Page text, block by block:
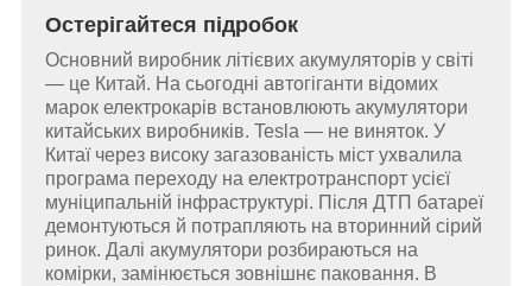
Остерігайтеся підробок
Основний виробник літієвих акумуляторів у світі
— це Китай. На сьогодні автогіганти відомих
марок електрокарів встановлюють акумулятори
китайських виробників. Tesla — не виняток. У
Китаї через високу загазованість міст ухвалила
програма переходу на електротранспорт усієї
муніципальній інфраструктурі. Після ДТП батареї
демонтуються й потрапляють на вторинний сірий
ринок. Далі акумулятори розбираються на
комірки, замінюється зовнішнє паковання. В